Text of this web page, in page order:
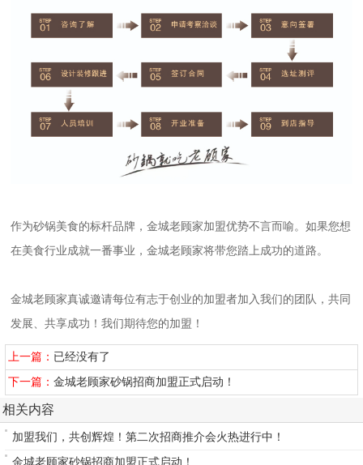
作为砂锅美食的标杆品牌，金城老顾家加盟优势不言而喻。如果您想
在美食行业成就一番事业，金城老顾家将带您踏上成功的道路。
金城老顾家真诚邀请每位有志于创业的加盟者加入我们的团队，共同
发展、共享成功！我们期待您的加盟！
上一篇： 已经没有了
下一篇：金城老顾家砂锅招商加盟正式启动！
相关内容
加盟我们，共创辉煌！第二次招商推介会火热进行中！
金城老顾家砂锅招商加盟正式启动！